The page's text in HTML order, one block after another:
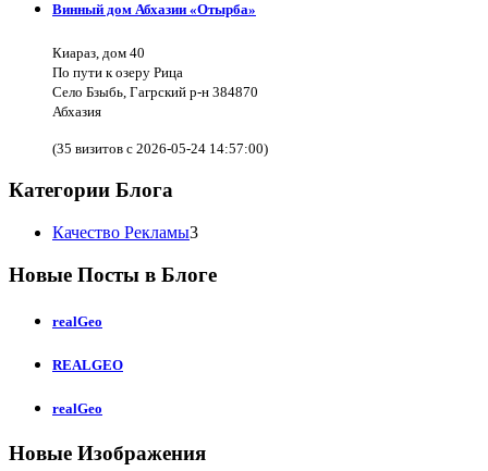
Винный дом Абхазии «Отырба»
Киараз, дом 40
По пути к озеру Рица
Село Бзыбь, Гагрский р-н 384870
Абхазия
(35 визитов с 2026-05-24 14:57:00)
Категории Блога
Качество Рекламы3
Новые Посты в Блоге
realGeo
REALGEO
realGeo
Новые Изображения